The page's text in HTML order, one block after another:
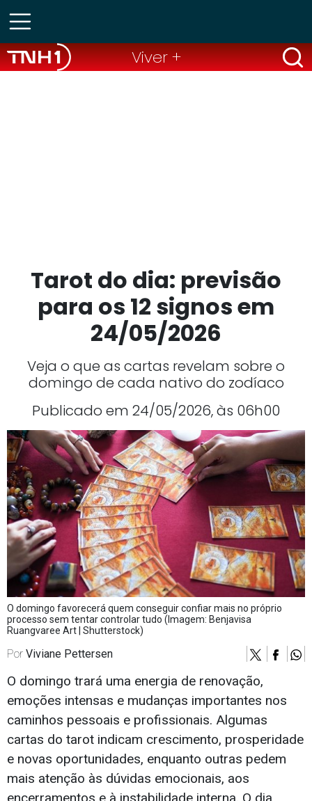
Viver +
Tarot do dia: previsão
para os 12 signos em
24/05/2026
Veja o que as cartas revelam sobre o
domingo de cada nativo do zodíaco
Publicado em 24/05/2026, às 06h00
O domingo favorecerá quem conseguir confiar mais no próprio
processo sem tentar controlar tudo (Imagem: Benjavisa
Ruangvaree Art | Shutterstock)
Por Viviane Pettersen
O domingo trará uma energia de renovação,
emoções intensas e mudanças importantes nos
caminhos pessoais e profissionais. Algumas
cartas do tarot indicam crescimento, prosperidade
e novas oportunidades, enquanto outras pedem
mais atenção às dúvidas emocionais, aos